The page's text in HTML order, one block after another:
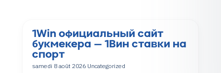
1Win официальный сайт
букмекера — 1Вин ставки на
спорт
samedi 8 août 2026 Uncategorized